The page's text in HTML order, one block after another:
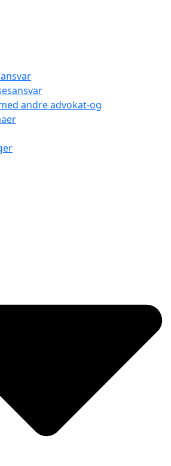
andre advokat-og